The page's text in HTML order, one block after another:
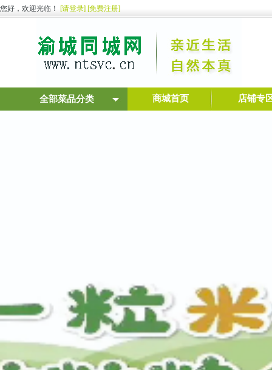
您好，欢迎光临！ [请登录] [免费注册]
全部菜品分类 商城首页 店铺专